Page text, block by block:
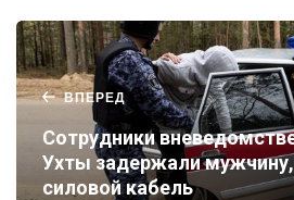
ВПЕРЕД
Сотрудники
Ухты задержали
силовой кабель